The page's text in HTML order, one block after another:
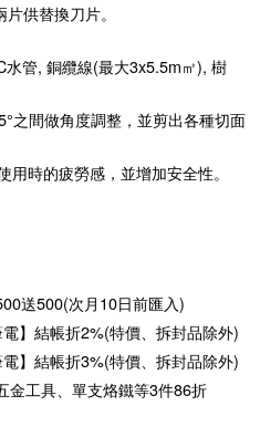
供替換刀片。
管, 銅纜線(最大3x5.5m㎡), 樹
之間做角度調整，並剪出各種切面
時的疲勞感，並增加安全性。
送500(次月10日前匯入)
】結帳折2%(特價、拆封品除外)
】結帳折3%(特價、拆封品除外)
金工具、單支烙鐵等3件86折